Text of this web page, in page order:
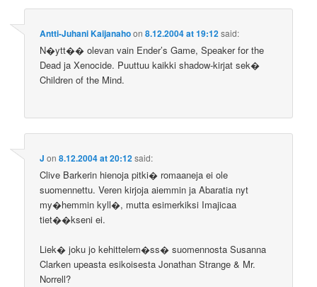
Antti-Juhani Kaijanahoon8.12.2004 at 19:12said:
N�ytt�� olevan vain Ender’s Game, Speaker for the
Dead ja Xenocide. Puuttuu kaikki shadow-kirjat sek�
Children of the Mind.
J on8.12.2004 at 20:12said:
Clive Barkerin hienoja pitki� romaaneja ei ole
suomennettu. Veren kirjoja aiemmin ja Abaratia nyt
my�hemmin kyll�, mutta esimerkiksi Imajicaa
tiet��kseni ei.
Liek� joku jo kehittelem�ss� suomennosta Susanna
Clarken upeasta esikoisesta Jonathan Strange & Mr.
Norrell?